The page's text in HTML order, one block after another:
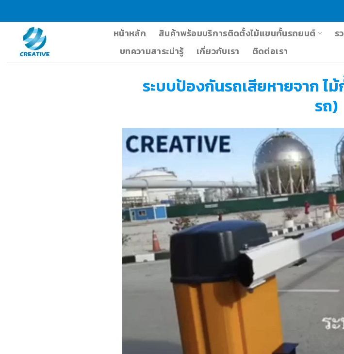
content
หน้าหลัก สินค้าพร้อมบริการติดตั้งไม้แขนกั้นรถยนต์
ร
บทความสาระน่ารู้
เกี่ยวกับเรา ติดต่อเรา
ระบบป้องกันรถเสียหายจาก
รถ)